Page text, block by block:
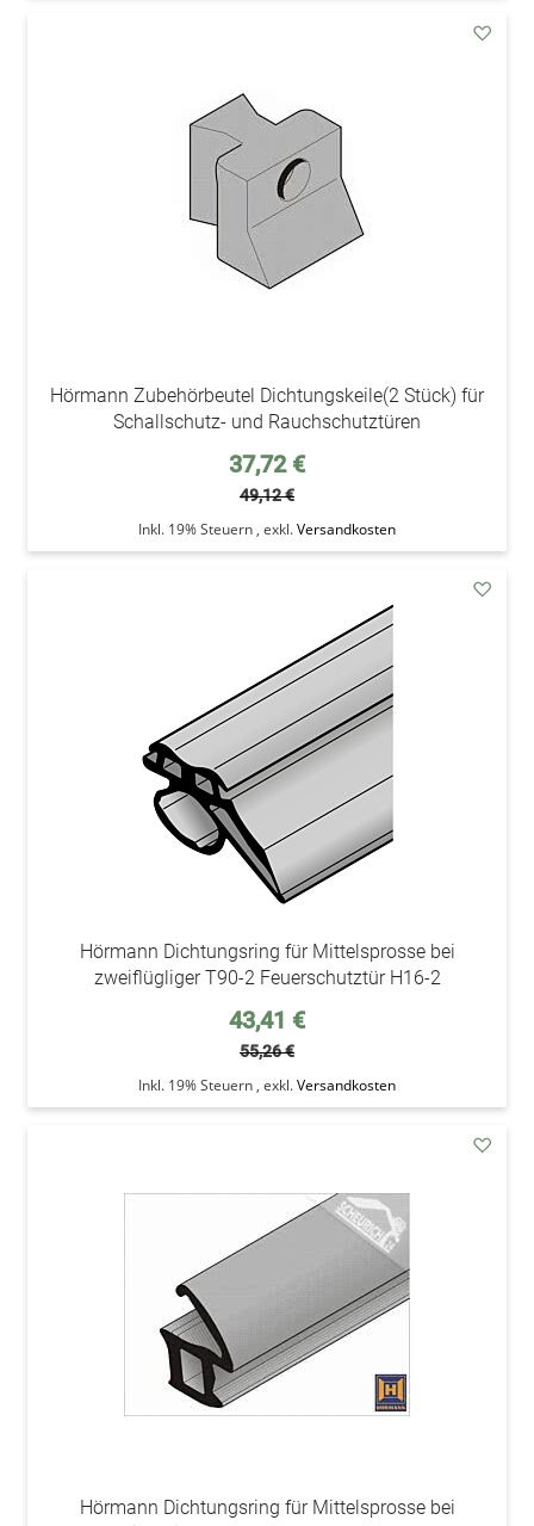
Hörmann Zubehörbeutel Dichtungskeile(2 Stück) für
Schallschutz- und Rauchschutztüren
Sonderpreis
37,72 €
49,12 €
Inkl. 19% Steuern , exkl.Versandkosten
Hörmann Dichtungsring für Mittelsprosse bei
zweiflügliger T90-2 Feuerschutztür H16-2
Sonderpreis
43,41 €
55,26 €
Inkl. 19% Steuern , exkl.Versandkosten
Hörmann Dichtungsring für Mittelsprosse bei